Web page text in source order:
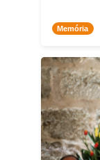
Memória